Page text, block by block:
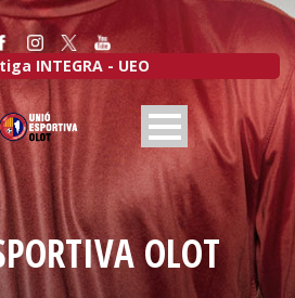
INTEGRA - UEO
OLOT